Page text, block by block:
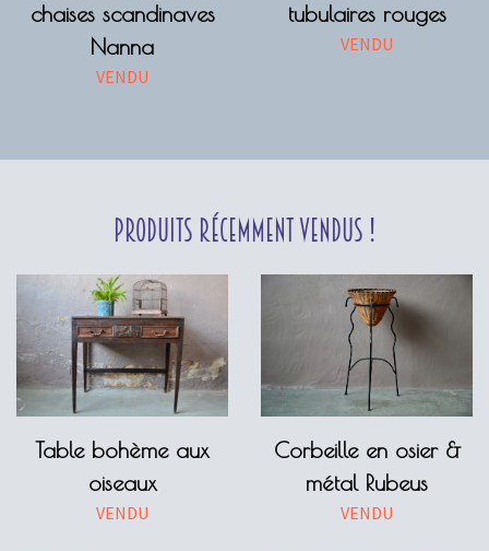
chaises scandinaves
Nanna
VENDU
tubulaires rouges
VENDU
Produits récemment vendus !
Table bohème aux
oiseaux
VENDU
Corbeille en osier &
métal Rubeus
VENDU